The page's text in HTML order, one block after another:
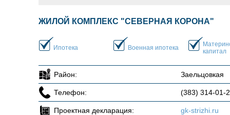
ЖИЛОЙ КОМПЛЕКС "СЕВЕРНАЯ КОРОНА"
Ипотека Военная ипотека
капитал
Район: Заельцовкая
Телефон: (383) 314-01-
Проектная декларация: gk-strizhi.ru